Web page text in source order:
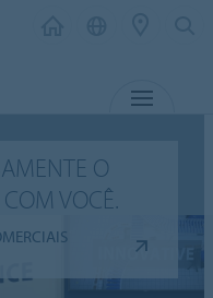
O
COM VOCÊ.